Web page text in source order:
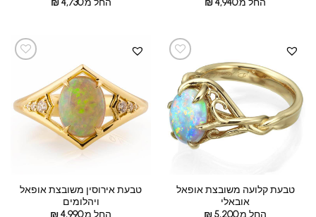
החל מ:
₪4,940 החל מ: ₪4,730
טבעת קלועה משובצת אופאל
אובאלי
החל מ:
₪5,200
טבעת אירוסין משובצת אופאל
ויהלומים
החל מ:
₪4,990